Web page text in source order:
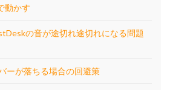
動かす
の音が途切れ途切れになる問題
ーが落ちる場合の回避策